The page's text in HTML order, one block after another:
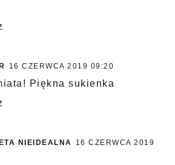
16 CZERWCA 2019 09:20
Piękna sukienka
NIEIDEALNA
16 CZERWCA 2019